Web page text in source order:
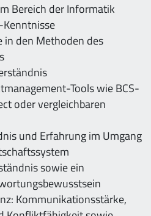
Bereich der Informatik
in den Methoden des
Tools wie BCS-
oder vergleichbaren
und Erfahrung im Umgang
sowie ein
Kommunikationsstärke,